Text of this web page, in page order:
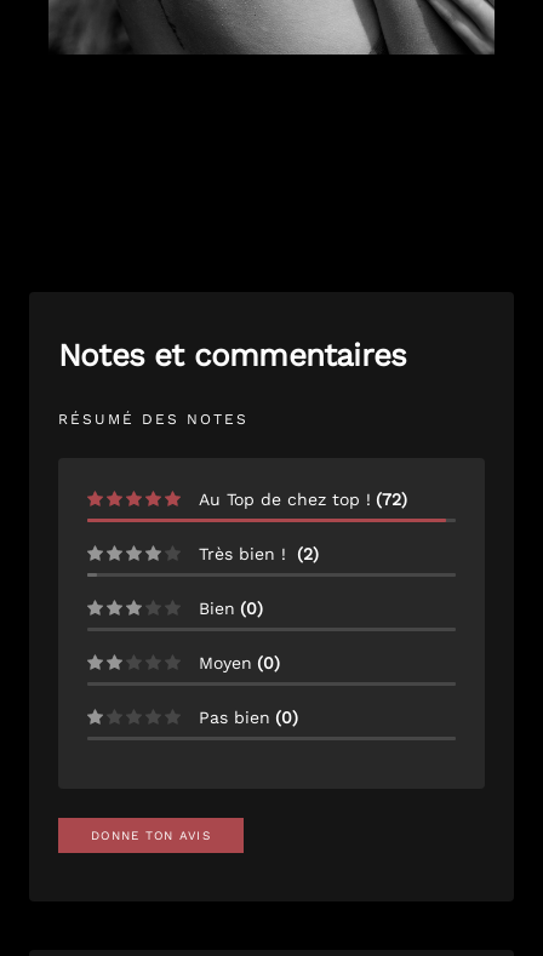
Notes et commentaires
RÉSUMÉ DES NOTES
Au Top de chez top ! (72)
Très bien ! (2)
Bien (0)
Moyen (0)
Pas bien (0)
DONNE TON AVIS